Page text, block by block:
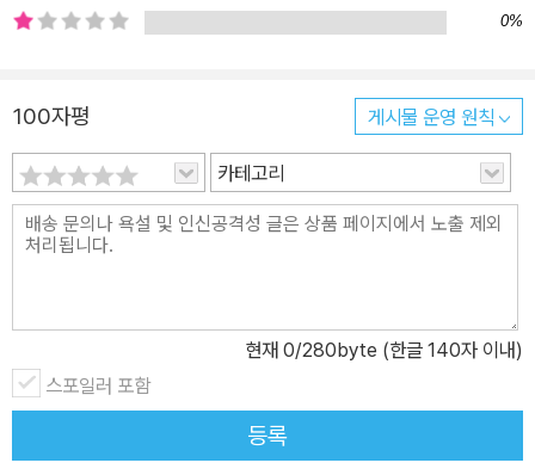
0%
100자평 게시물 운영 원칙
카테고리
현재 0/280byte (한글 140자 이내)
스포일러 포함
등록